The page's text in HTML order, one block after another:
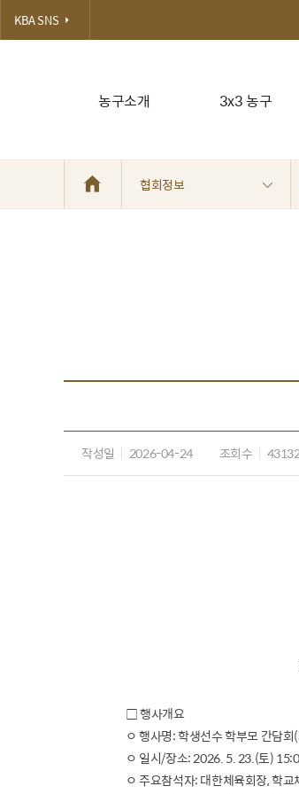
농구소개 3x3 농구
KBA SNS
협회정보
작성일 2026-04-24 조회수
□ 행사개요
ㅇ 행사명: 학생선수 학부모 간담
ㅇ 일시/장소: 2026. 5. 23.(토)
ㅇ 주요참석자: 대한체육회장, 학